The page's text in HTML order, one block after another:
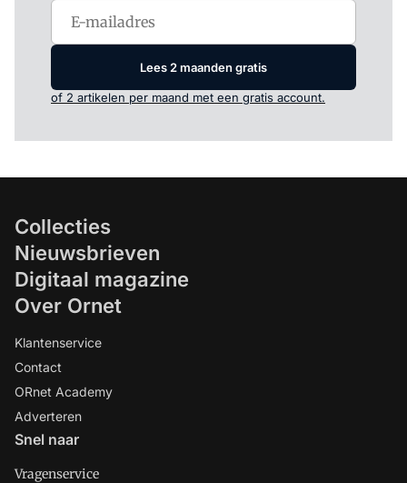
Lees 2 maanden gratis
of 2 artikelen per maand met een gratis account.
Collecties
Nieuwsbrieven
Digitaal magazine
Over Ornet
Klantenservice
Contact
ORnet Academy
Adverteren
Snel naar
Vragenservice